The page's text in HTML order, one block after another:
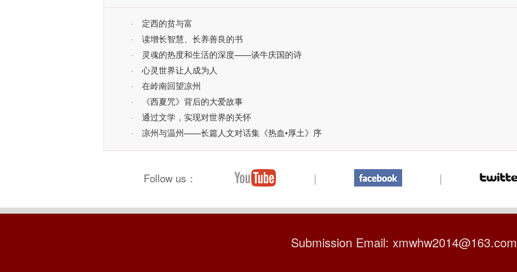
· 定西的贫与富
· 读增长智慧、长养善良的书
· 灵魂的热度和生活的深度——谈牛庆国的诗
· 心灵世界让人成为人
· 在岭南回望凉州
· 《西夏咒》背后的大爱故事
· 通过文学，实现对世界的关怀
· 凉州与温州——长篇人文对话集《热血•厚土》序
Follow us： | |
Submission Email: xmwhw2014@163.com